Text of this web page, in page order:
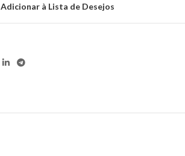
Adicionar à Lista de Desejos